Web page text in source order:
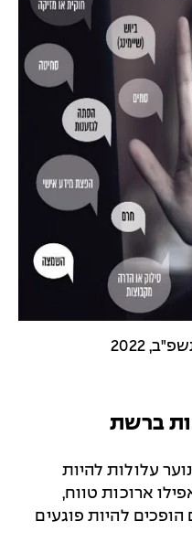
2022
ברשת
עלולות להיות
ארוכות טווח,
להיות פוגעים